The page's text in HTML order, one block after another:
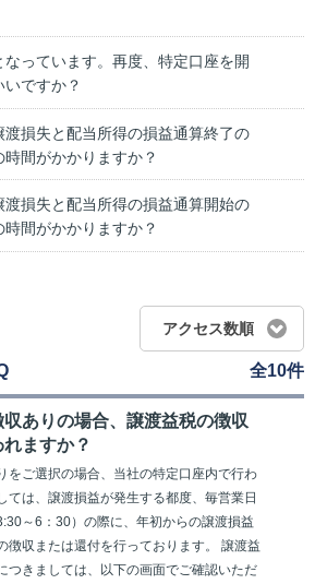
っています。再度、特定口座を開
ですか？
損失と配当所得の損益通算終了の
間がかかりますか？
損失と配当所得の損益通算開始の
間がかかりますか？
アクセス数順
全10件
ありの場合、譲渡益税の徴収
ますか？
をご選択の場合、当社の特定口座内で行わ
ては、譲渡損益が発生する都度、毎営業日
～6：30）の際に、年初からの譲渡損益
徴収または還付を行っております。 譲渡益
つきましては、以下の画面でご確認いただ